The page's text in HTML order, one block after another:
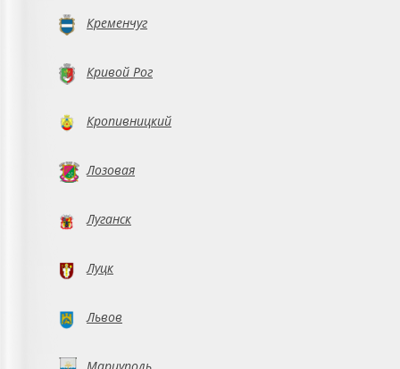
Кременчуг
Кривой Рог
Кропивницкий
Лозовая
Луганск
Луцк
Львов